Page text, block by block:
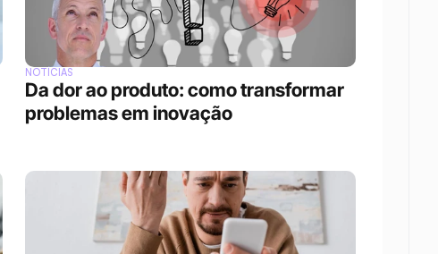
NOTÍCIAS
Da dor ao produto: como transformar
problemas em inovação